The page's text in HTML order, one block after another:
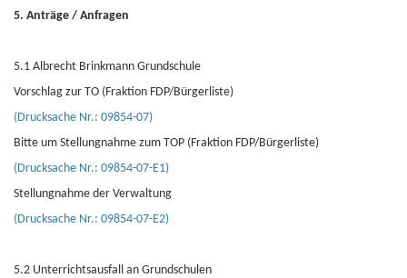
5. Anträge / Anfragen
5.1 Albrecht Brinkmann Grundschule
Vorschlag zur TO (Fraktion FDP/Bürgerliste)
(Drucksache Nr.: 09854-07)
Bitte um Stellungnahme zum TOP (Fraktion FDP/Bürgerliste)
(Drucksache Nr.: 09854-07-E1)
Stellungnahme der Verwaltung
(Drucksache Nr.: 09854-07-E2)
5.2 Unterrichtsausfall an Grundschulen